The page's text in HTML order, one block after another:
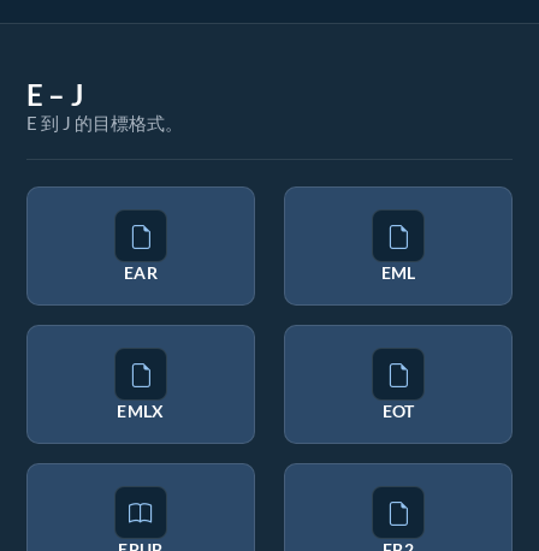
E – J
E 到 J 的目標格式。
EAR EML
EMLX EOT